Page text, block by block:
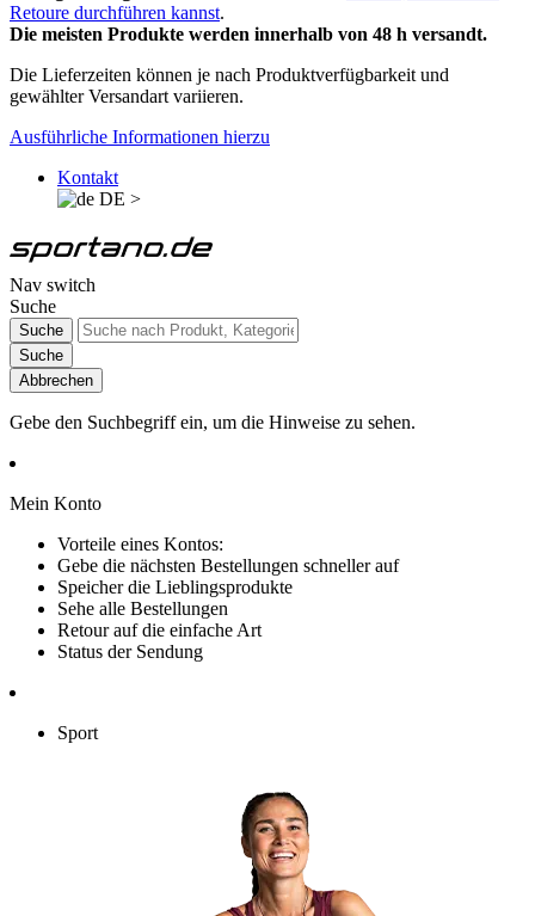
Retoure durchführen kannst.
Die meisten Produkte werden innerhalb von 48 h versandt.
Die Lieferzeiten können je nach Produktverfügbarkeit und
gewählter Versandart variieren.
Ausführliche Informationen hierzu
Kontakt
DE >
Nav switch
Suche
Suche
Suche
Abbrechen
Gebe den Suchbegriff ein, um die Hinweise zu sehen.
Mein Konto
Vorteile eines Kontos:
Gebe die nächsten Bestellungen schneller auf
Speicher die Lieblingsprodukte
Sehe alle Bestellungen
Retour auf die einfache Art
Status der Sendung
Sport